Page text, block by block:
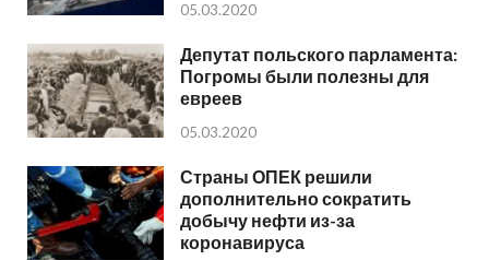
05.03.2020
Депутат польского парламента:
Погромы были полезны для
евреев
05.03.2020
Страны ОПЕК решили
дополнительно сократить
добычу нефти из-за
коронавируса